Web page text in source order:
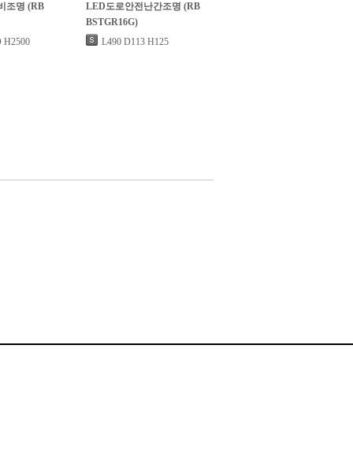
조명 (RB
H2500
LED도로안전난간조명 (RB
BSTGR16G)
L490 D113 H125